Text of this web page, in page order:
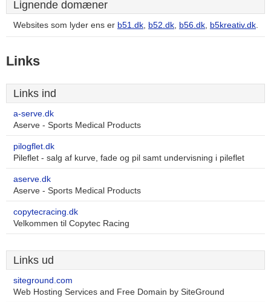
Lignende domæner
Websites som lyder ens er b51.dk, b52.dk, b56.dk, b5kreativ.dk.
Links
Links ind
a-serve.dk
Aserve - Sports Medical Products
pilogflet.dk
Pileflet - salg af kurve, fade og pil samt undervisning i pileflet
aserve.dk
Aserve - Sports Medical Products
copytecracing.dk
Velkommen til Copytec Racing
Links ud
siteground.com
Web Hosting Services and Free Domain by SiteGround